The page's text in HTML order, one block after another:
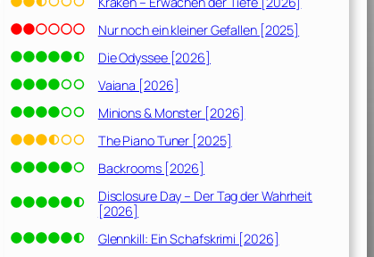
Nur noch ein kleiner Gefallen [2025]
Die Odyssee [2026]
Vaiana [2026]
Minions & Monster [2026]
The Piano Tuner [2025]
Backrooms [2026]
Disclosure Day – Der Tag der Wahrheit
[2026]
Glennkill: Ein Schafskrimi [2026]